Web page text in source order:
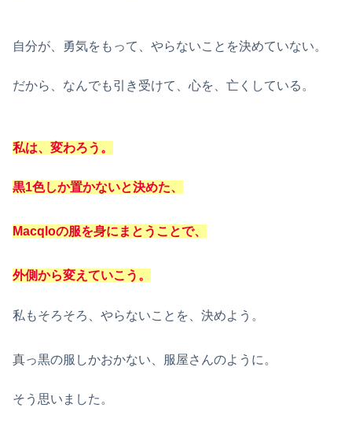
自分が、勇気をもって、やらないことを決めていない。
だから、なんでも引き受けて、心を、亡くしている。
私は、変わろう。
黒1色しか置かないと決めた、
Macqloの服を身にまとうことで、
外側から変えていこう。
私もそろそろ、やらないことを、決めよう。
真っ黒の服しかおかない、服屋さんのように。
そう思いました。